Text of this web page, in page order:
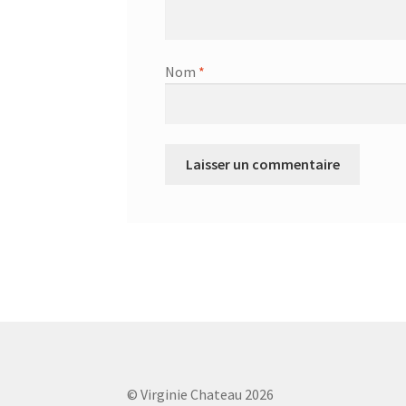
Nom *
© Virginie Chateau 2026